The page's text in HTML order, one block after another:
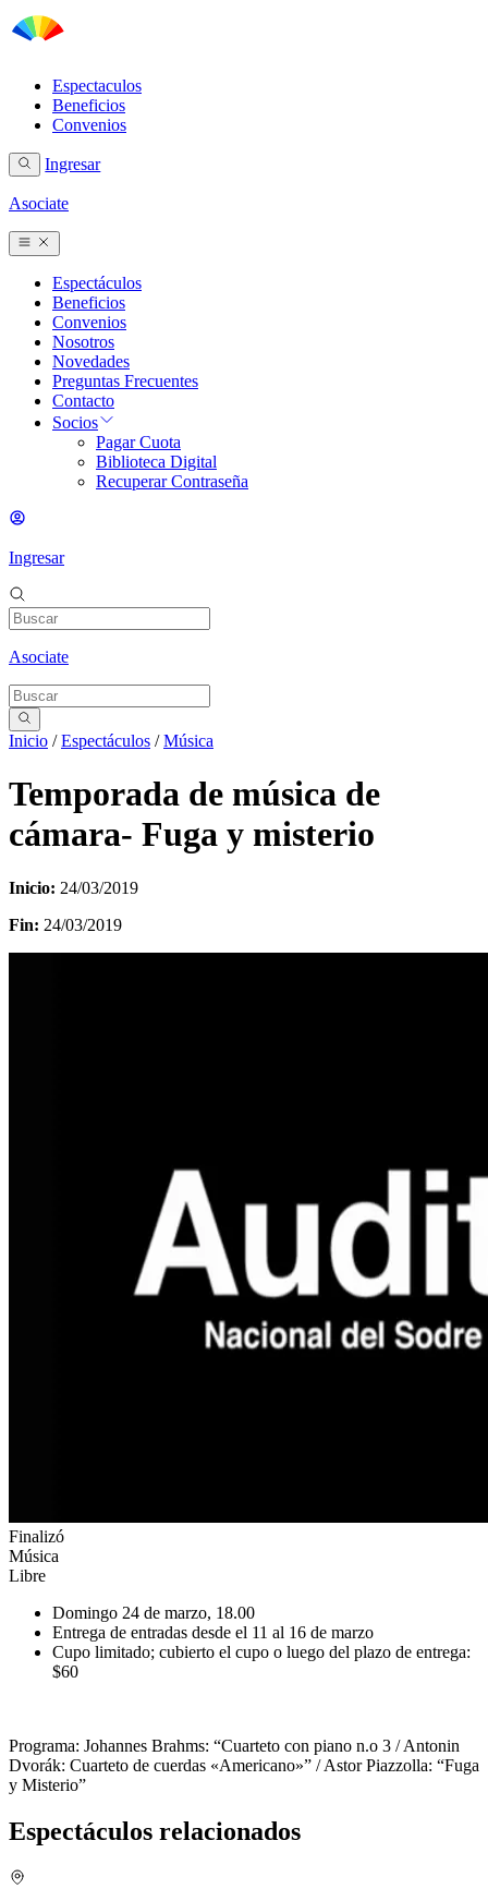
Espectaculos
Beneficios
Convenios
Ingresar
Asociate
Espectáculos
Beneficios
Convenios
Nosotros
Novedades
Preguntas Frecuentes
Contacto
Socios
Pagar Cuota
Biblioteca Digital
Recuperar Contraseña
Ingresar
Asociate
Inicio /Espectáculos /Música
Temporada de música de
cámara- Fuga y misterio
Inicio: 24/03/2019
Fin: 24/03/2019
Finalizó
Música
Libre
Domingo 24 de marzo, 18.00
Entrega de entradas desde el 11 al 16 de marzo
Cupo limitado; cubierto el cupo o luego del plazo de entrega:
$60
Programa: Johannes Brahms: “Cuarteto con piano n.o 3 / Antonin
Dvorák: Cuarteto de cuerdas «Americano»” / Astor Piazzolla: “Fuga
y Misterio”
Espectáculos relacionados